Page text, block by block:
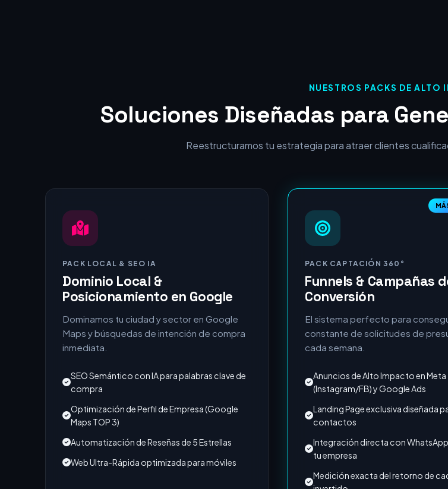
NUESTROS PACKS DE ALTO
Soluciones Diseñadas para
PACK LOCAL & SEO IA
Dominio Local &
Posicionamiento en Google
Dominamos tu ciudad y sector en Google
Maps y búsquedas de intención de compra
inmediata.
SEO Semántico con IA para palabras clave de
compra
Optimización de Perfil de Empresa (Google
Maps TOP 3)
PACK CAPTACIÓN 360°
Funnels & Campañas
Conversión
El sistema perfecto para
cada semana.
Anuncios de Alto Impacto en Meta
(Instagram/FB) y Google Ads
Landing Page exclusiva diseñada
contactos
Integración directa con WhatsApp